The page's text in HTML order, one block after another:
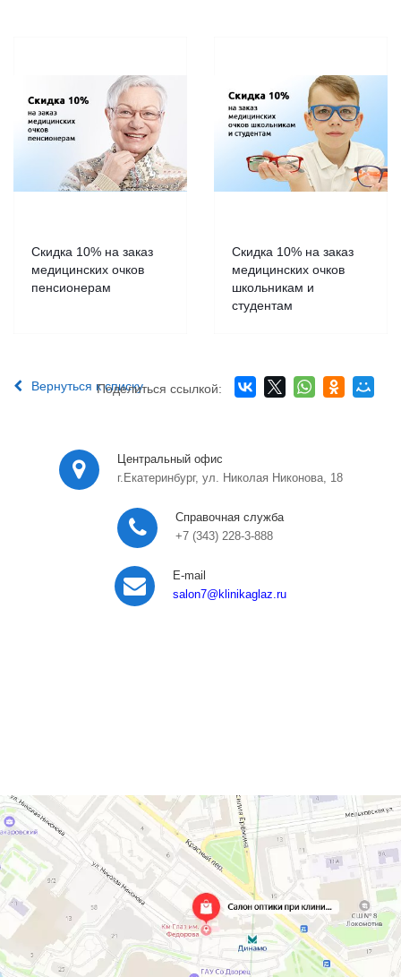
Скидка 10% на заказ
медицинских очков
пенсионерам
Скидка 10% на заказ
медицинских очков
школьникам и
студентам
Поделиться ссылкой:
Вернуться к списку
Центральный офис
г.Екатеринбург, ул. Николая Никонова, 18
Справочная служба
+7 (343) 228-3-888
E-mail
salon7@klinikaglaz.ru